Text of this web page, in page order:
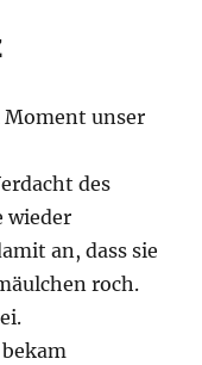
unser
des
wieder
an, dass sie
roch.